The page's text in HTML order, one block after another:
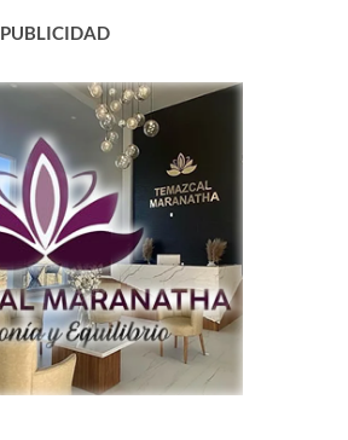
PUBLICIDAD